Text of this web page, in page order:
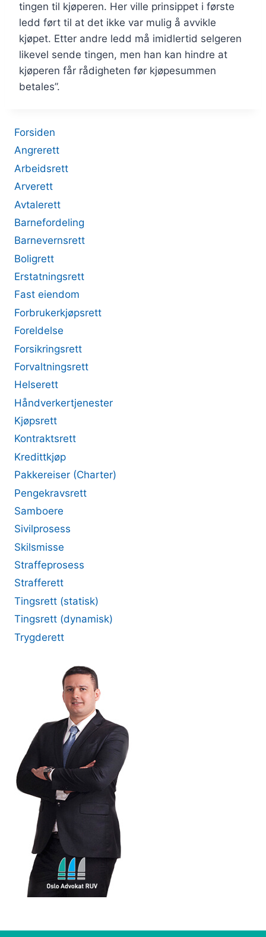
tingen til kjøperen. Her ville prinsippet i første
ledd ført til at det ikke var mulig å avvikle
kjøpet. Etter andre ledd må imidlertid selgeren
likevel sende tingen, men han kan hindre at
kjøperen får rådigheten før kjøpesummen
betales”.
Forsiden
Angrerett
Arbeidsrett
Arverett
Avtalerett
Barnefordeling
Barnevernsrett
Boligrett
Erstatningsrett
Fast eiendom
Forbrukerkjøpsrett
Foreldelse
Forsikringsrett
Forvaltningsrett
Helserett
Håndverkertjenester
Kjøpsrett
Kontraktsrett
Kredittkjøp
Pakkereiser (Charter)
Pengekravsrett
Samboere
Sivilprosess
Skilsmisse
Straffeprosess
Strafferett
Tingsrett (statisk)
Tingsrett (dynamisk)
Trygderett